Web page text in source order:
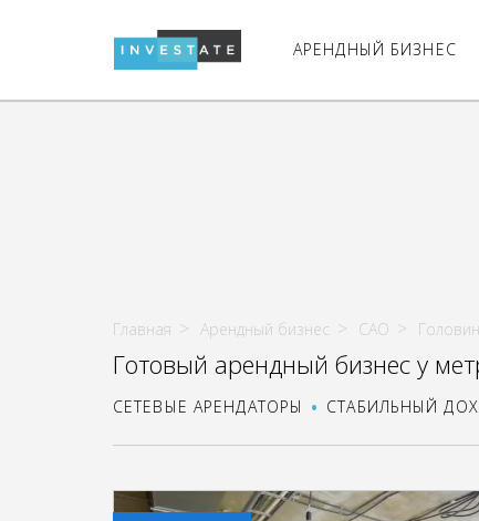
АРЕНДНЫЙ БИЗНЕС
Главная Арендный бизнес САО
Готовый арендный бизнес у
СЕТЕВЫЕ АРЕНДАТОРЫ СТАБИЛЬНЫЙ